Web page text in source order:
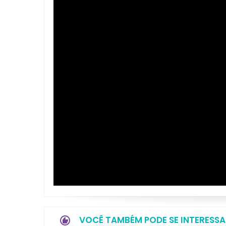
VOCÊ TAMBÉM PODE SE